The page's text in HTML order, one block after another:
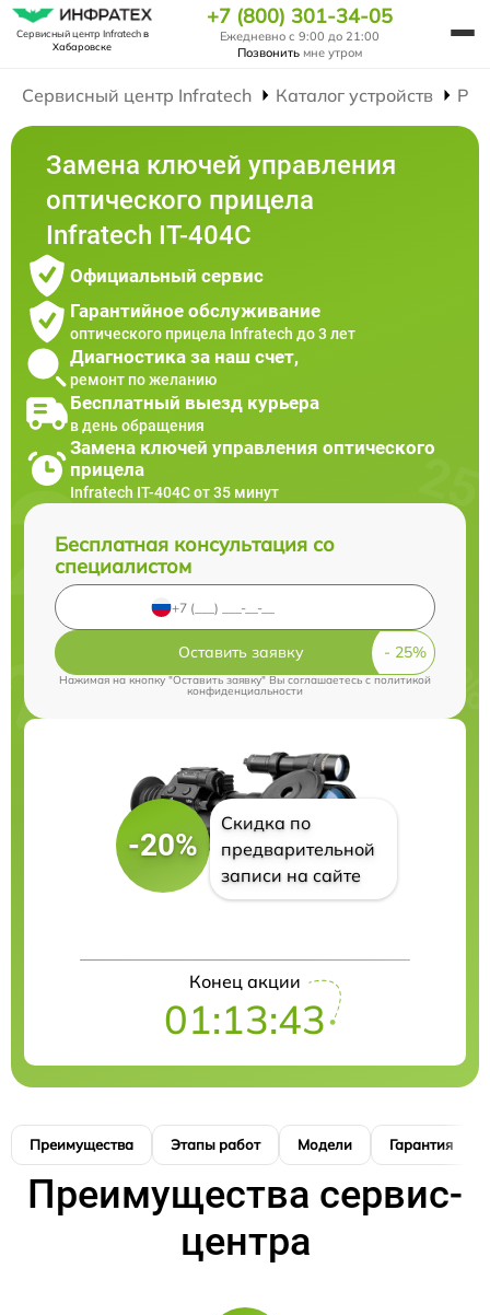
Сервисный центр Infratechв
Хабаровске
+7 (800) 301-34-05
Ежедневно с 9:00 до 21:00
Позвонить мне утром
Сервисный центр Infratech Каталог устройств
Замена ключей управления
оптического прицела
Infratech IT-404C
Официальный сервис
Гарантийное обслуживание
оптического прицела Infratech до 3 лет
Диагностика за наш счет,
ремонт по желанию
Бесплатный выезд курьера
в день обращения
Замена ключей управления оптического
прицела
Infratech IT-404C от 35 минут
Бесплатная консультация со
специалистом
Оставить заявку
Нажимая на кнопку "Оставить заявку" Вы соглашаетесь cполитикой
конфиденциальности
-20%
Скидка по
предварительной
записи на сайте
Конец акции
01:13:42
Преимущества Этапы работ Модели Гарантия
Преимущества сервис-
центра